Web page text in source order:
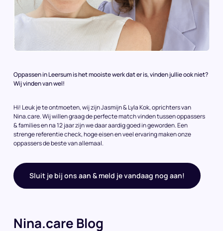
Oppassen in Leersum is het mooiste werk dat er is, vinden jullie ook niet?
Wij vinden van wel!
Hi! Leuk je te ontmoeten, wij zijn Jasmijn & Lyla Kok, oprichters van
Nina.care. Wij willen graag de perfecte match vinden tussen oppassers
& families en na 12 jaar zijn we daar aardig goed in geworden. Een
strenge referentie check, hoge eisen en veel ervaring maken onze
oppassers de beste van allemaal.
Sluit je bij ons aan & meld je vandaag nog aan!
Nina.care Blog